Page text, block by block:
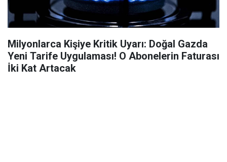
Milyonlarca Kişiye Kritik Uyarı: Doğal Gazda
Yeni Tarife Uygulaması! O Abonelerin Faturası
İki Kat Artacak